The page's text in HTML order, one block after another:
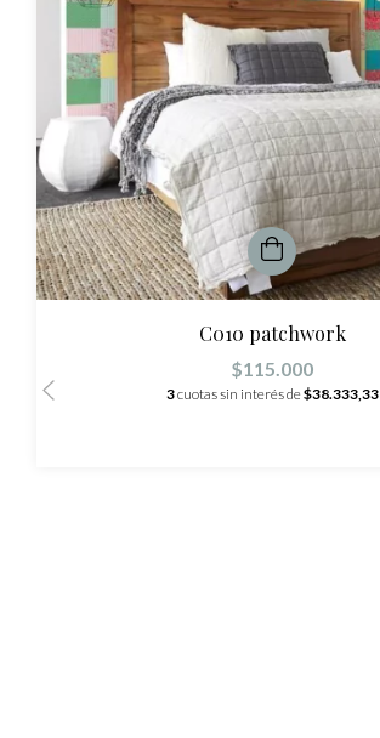
C010 patchwork
$115.000
3cuotas sin interés de$38.333,33